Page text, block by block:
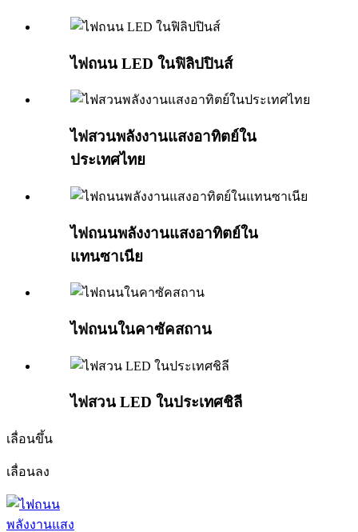
ไฟถนน LED ในฟิลิปปินส์
ไฟสวนพลังงานแสงอาทิตย์ใน
ประเทศไทย
ไฟถนนพลังงานแสงอาทิตย์ใน
แทนซาเนีย
ไฟถนนในคาซัคสถาน
ไฟสวน LED ในประเทศชิลี
เลื่อนขึ้น
เลื่อนลง